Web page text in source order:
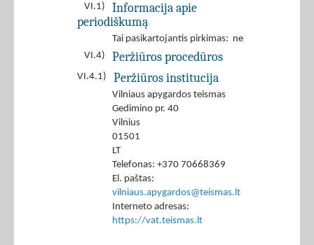
VI.1)
Informacija apie
periodiškumą
Tai pasikartojantis pirkimas: ne
VI.4)
Peržiūros procedūros
VI.4.1) Peržiūros institucija
Vilniaus apygardos teismas
Gedimino pr. 40
Vilnius
01501
LT
Telefonas: +370 70668369
El. paštas:
vilniaus.apygardos@teismas.lt
Interneto adresas:
https://vat.teismas.lt